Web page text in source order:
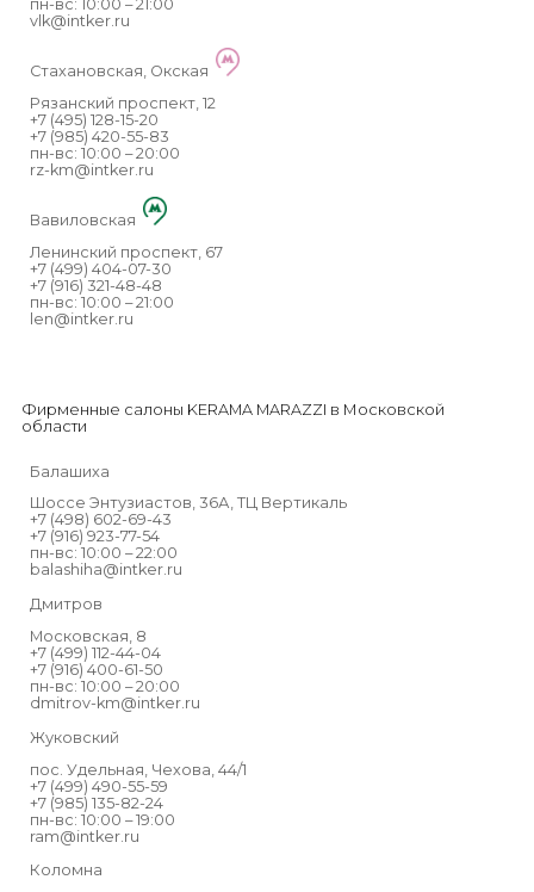
пн-вс: 10:00 – 21:00
vlk@intker.ru
Стахановская, Окская
Рязанский проспект, 12
+7 (495) 128-15-20
+7 (985) 420-55-83
пн-вс: 10:00 – 20:00
rz-km@intker.ru
Вавиловская
Ленинский проспект, 67
+7 (499) 404-07-30
+7 (916) 321-48-48
пн-вс: 10:00 – 21:00
len@intker.ru
Фирменные салоны KERAMA MARAZZI в Московской
области
Балашиха
Шоссе Энтузиастов, 36А, ТЦ Вертикаль
+7 (498) 602-69-43
+7 (916) 923-77-54
пн-вс: 10:00 – 22:00
balashiha@intker.ru
Дмитров
Московская, 8
+7 (499) 112-44-04
+7 (916) 400-61-50
пн-вс: 10:00 – 20:00
dmitrov-km@intker.ru
Жуковский
пос. Удельная, Чехова, 44/1
+7 (499) 490-55-59
+7 (985) 135-82-24
пн-вс: 10:00 – 19:00
ram@intker.ru
Коломна